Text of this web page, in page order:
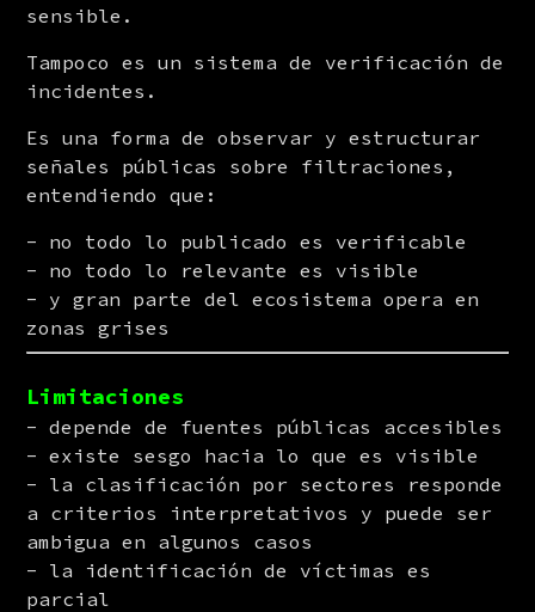
sensible.
Tampoco es un sistema de verificación de
incidentes.
Es una forma de observar y estructurar
señales públicas sobre filtraciones,
entendiendo que:
no todo lo publicado es verificable
no todo lo relevante es visible
y gran parte del ecosistema opera en
zonas grises
Limitaciones
depende de fuentes públicas accesibles
existe sesgo hacia lo que es visible
la clasificación por sectores responde
a criterios interpretativos y puede ser
ambigua en algunos casos
la identificación de víctimas es
parcial